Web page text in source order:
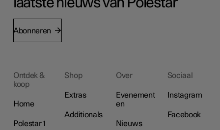
laatste nieuws van Polestar
Abonneren
Ontdek &
koop
Home
Polestar 1
Shop
Extras
Additionals
Over
Evenement
en
Nieuws
Sociaal
Instagram
Facebook